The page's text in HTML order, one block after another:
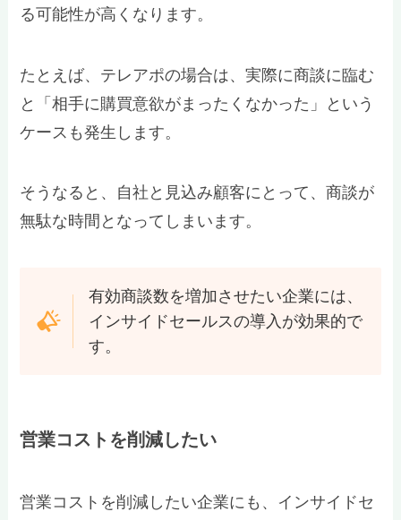
る可能性が高くなります。
たとえば、テレアポの場合は、実際に商談に臨む
と「相手に購買意欲がまったくなかった」という
ケースも発生します。
そうなると、自社と見込み顧客にとって、商談が
無駄な時間となってしまいます。
有効商談数を増加させたい企業には、
インサイドセールスの導入が効果的で
す。
営業コストを削減したい
営業コストを削減したい企業にも、インサイドセ